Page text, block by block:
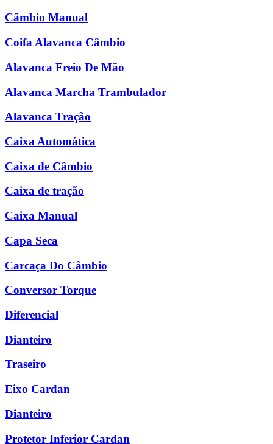
Câmbio Manual
Coifa Alavanca Câmbio
Alavanca Freio De Mão
Alavanca Marcha Trambulador
Alavanca Tração
Caixa Automática
Caixa de Câmbio
Caixa de tração
Caixa Manual
Capa Seca
Carcaça Do Câmbio
Conversor Torque
Diferencial
Dianteiro
Traseiro
Eixo Cardan
Dianteiro
Protetor Inferior Cardan